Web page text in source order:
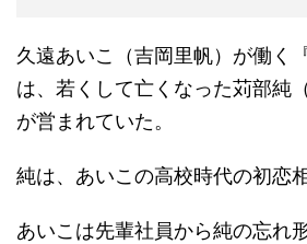
久遠あいこ（吉岡里帆）が働く
は、若くして亡くなった苅部純
が営まれていた。
純は、あいこの高校時代の初恋相
あいこは先輩社員から純の忘れ